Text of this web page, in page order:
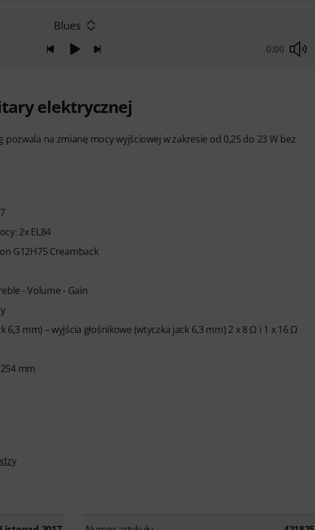
Blues
0:00
elektrycznej
na zmianę mocy wyjściowej w zakresie od 0,25 do 23 W bez
2x EL84
G12H75 Creamback
- Volume - Gain
6,3 mm) – wyjścia głośnikowe (wtyczka jack 6,3 mm) 2 x 8 Ω i 1 x 16 Ω
mm